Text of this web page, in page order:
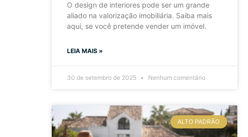
O design de interiores pode ser um grande
aliado na valorização imobiliária. Saiba mais
aqui, se você pretende vender um imóvel.
LEIA MAIS »
30 de setembro de 2025 Nenhum comentário
ALTO PADRÃO